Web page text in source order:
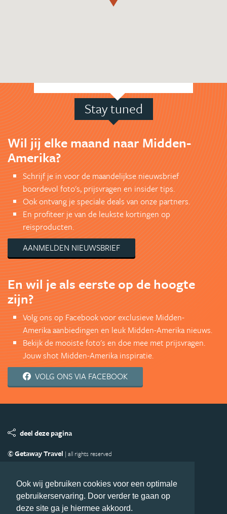
Ook wij gebruiken cookies voor een optimale
gebruikerservaring. Door verder te gaan op
deze site ga je hiermee akkoord.
Stay tuned
Wil jij elke maand naar Midden-
Amerika?
Schrijf je in voor de maandelijkse nieuwsbrief
boordevol foto's, prijsvragen en insider tips.
Ook ontvang je speciale deals van onze partners.
En profiteer je van de leukste kortingen op
reisproducten.
AANMELDEN NIEUWSBRIEF
En wil je als eerste op de hoogte
zijn?
Volg ons op Facebook voor exclusieve Midden-
Amerika aanbiedingen en leuk Midden-Amerika nieuws.
Bekijk de mooiste foto's en doe mee met prijsvragen.
Jouw shot Midden-Amerika inspiratie.
VOLG ONS VIA FACEBOOK
deel deze pagina
© Getaway Travel | all rights reserved
Copyright
Privacy statement Disclaimer
Cookies
Volg MiddenAmerika.nl